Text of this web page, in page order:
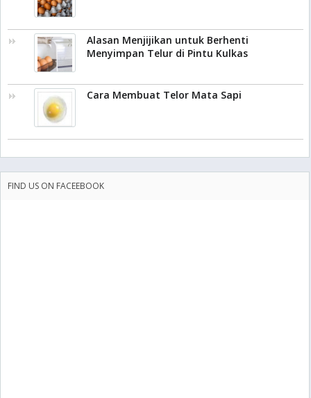
Alasan Menjijikan untuk Berhenti
Menyimpan Telur di Pintu Kulkas
Cara Membuat Telor Mata Sapi
FIND US ON FACEEBOOK